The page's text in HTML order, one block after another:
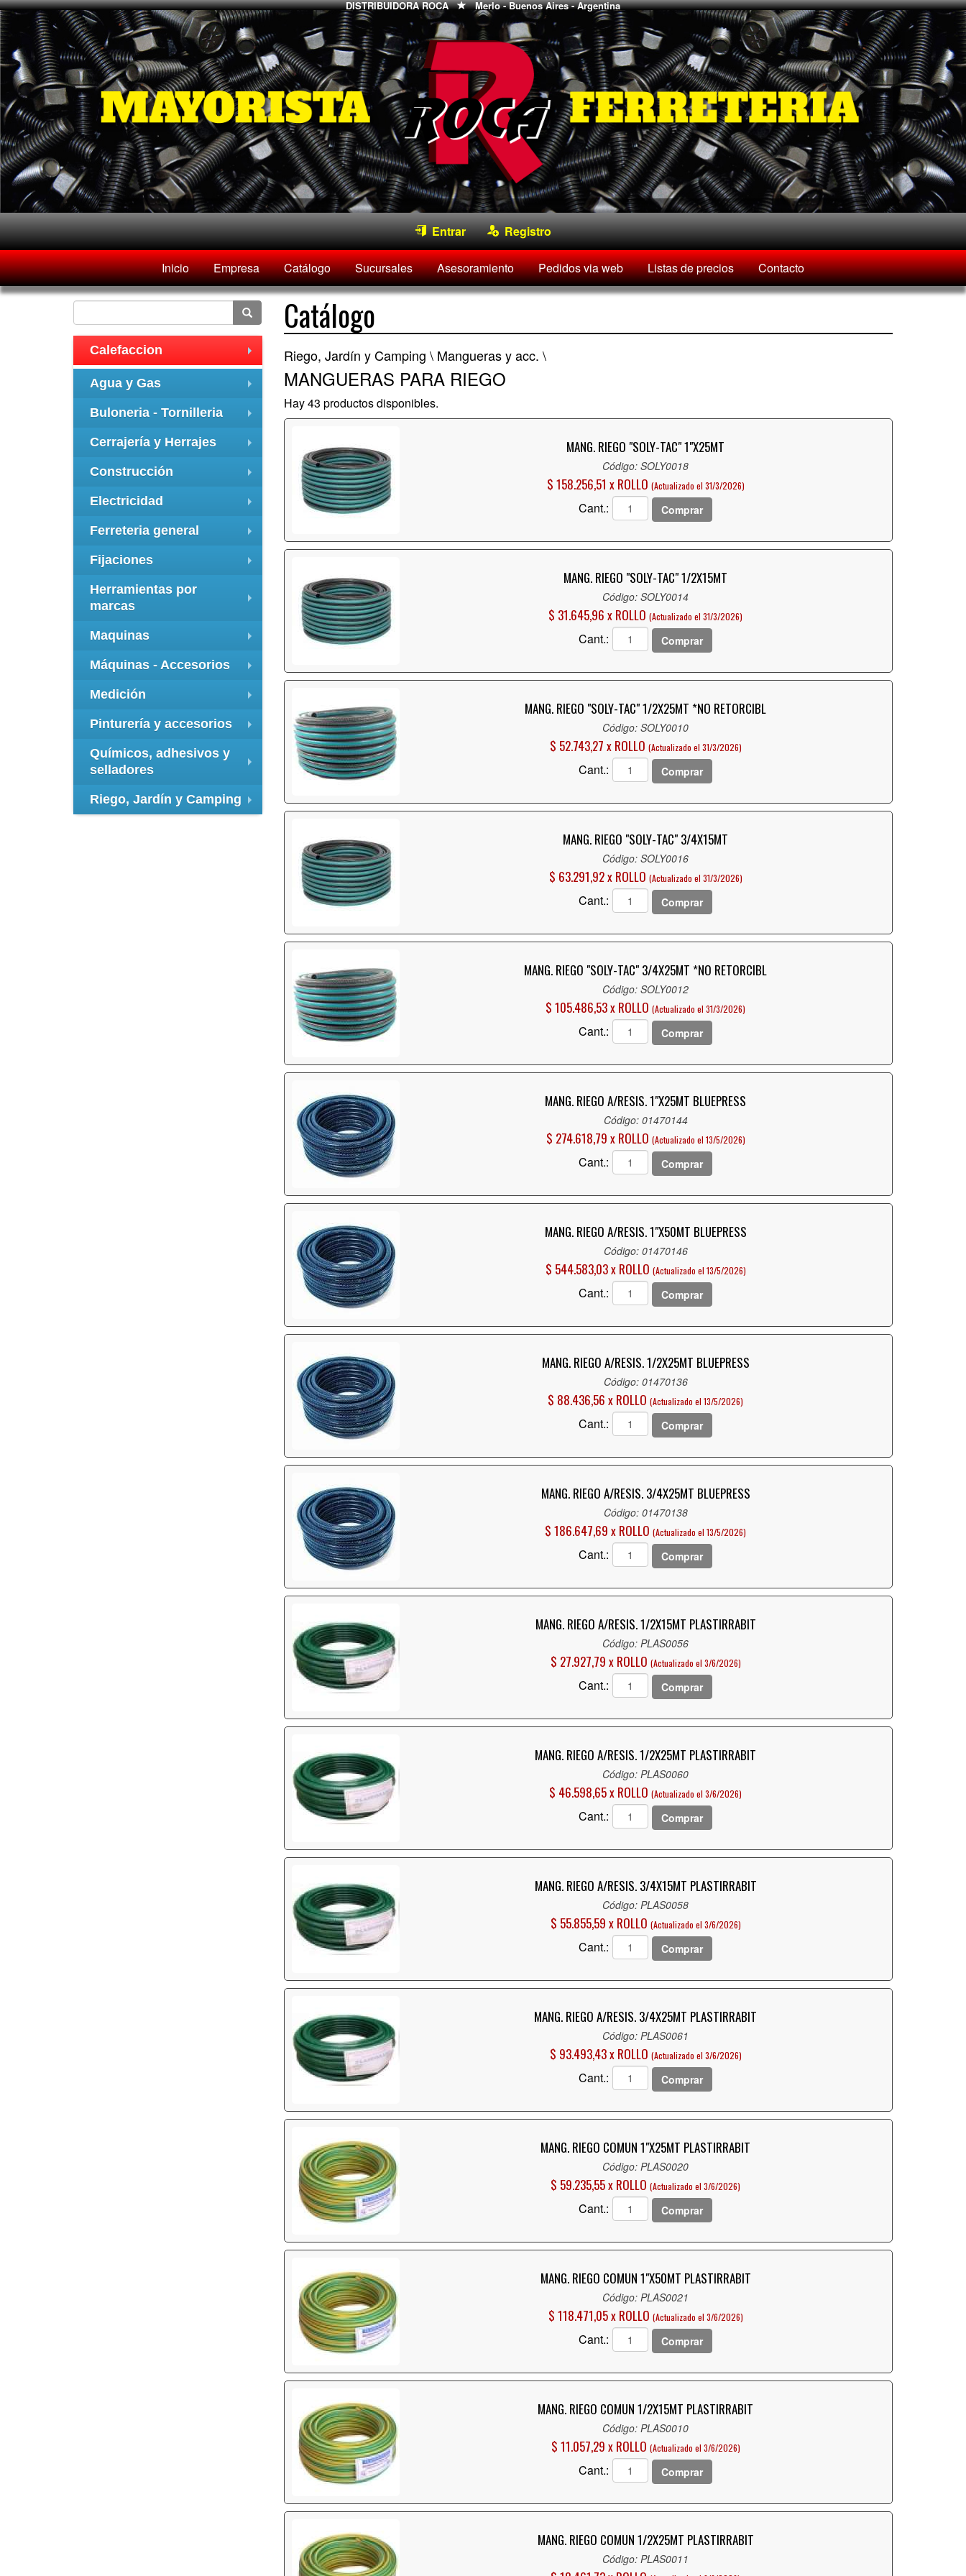
DISTRIBUIDORA ROCA Merlo - Buenos Aires - Argentina
Entrar Registro
Inicio Empresa Catálogo Sucursales Asesoramiento Pedidos via web Listas de precios Contacto
+
Calefaccion
Agua y Gas
Buloneria - Tornilleria
Cerrajería y Herrajes
Construcción
Electricidad
Ferreteria general
Fijaciones
Herramientas por
marcas
Maquinas
Máquinas - Accesorios
Medición
Pinturería y accesorios
Químicos, adhesivos y
selladores
+
Riego, Jardín y Camping
Catálogo
Riego, Jardín y Camping \ Mangueras y acc. \
MANGUERAS PARA RIEGO
Hay 43 productos disponibles.
MANG. RIEGO "SOLY-TAC" 1"X25MT
Código: SOLY0018
$ 158.256,51 x ROLLO (Actualizado el 31/3/2026)
Cant.: Comprar
MANG. RIEGO "SOLY-TAC" 1/2X15MT
Código: SOLY0014
$ 31.645,96 x ROLLO (Actualizado el 31/3/2026)
Cant.: Comprar
MANG. RIEGO "SOLY-TAC" 1/2X25MT *NO RETORCIBL
Código: SOLY0010
$ 52.743,27 x ROLLO (Actualizado el 31/3/2026)
Cant.: Comprar
MANG. RIEGO "SOLY-TAC" 3/4X15MT
Código: SOLY0016
$ 63.291,92 x ROLLO (Actualizado el 31/3/2026)
Cant.: Comprar
MANG. RIEGO "SOLY-TAC" 3/4X25MT *NO RETORCIBL
Código: SOLY0012
$ 105.486,53 x ROLLO (Actualizado el 31/3/2026)
Cant.: Comprar
MANG. RIEGO A/RESIS. 1"X25MT BLUEPRESS
Código: 01470144
$ 274.618,79 x ROLLO (Actualizado el 13/5/2026)
Cant.: Comprar
MANG. RIEGO A/RESIS. 1"X50MT BLUEPRESS
Código: 01470146
$ 544.583,03 x ROLLO (Actualizado el 13/5/2026)
Cant.: Comprar
MANG. RIEGO A/RESIS. 1/2X25MT BLUEPRESS
Código: 01470136
$ 88.436,56 x ROLLO (Actualizado el 13/5/2026)
Cant.: Comprar
MANG. RIEGO A/RESIS. 3/4X25MT BLUEPRESS
Código: 01470138
$ 186.647,69 x ROLLO (Actualizado el 13/5/2026)
Cant.: Comprar
MANG. RIEGO A/RESIS. 1/2X15MT PLASTIRRABIT
Código: PLAS0056
$ 27.927,79 x ROLLO (Actualizado el 3/6/2026)
Cant.: Comprar
MANG. RIEGO A/RESIS. 1/2X25MT PLASTIRRABIT
Código: PLAS0060
$ 46.598,65 x ROLLO (Actualizado el 3/6/2026)
Cant.: Comprar
MANG. RIEGO A/RESIS. 3/4X15MT PLASTIRRABIT
Código: PLAS0058
$ 55.855,59 x ROLLO (Actualizado el 3/6/2026)
Cant.: Comprar
MANG. RIEGO A/RESIS. 3/4X25MT PLASTIRRABIT
Código: PLAS0061
$ 93.493,43 x ROLLO (Actualizado el 3/6/2026)
Cant.: Comprar
MANG. RIEGO COMUN 1"X25MT PLASTIRRABIT
Código: PLAS0020
$ 59.235,55 x ROLLO (Actualizado el 3/6/2026)
Cant.: Comprar
MANG. RIEGO COMUN 1"X50MT PLASTIRRABIT
Código: PLAS0021
$ 118.471,05 x ROLLO (Actualizado el 3/6/2026)
Cant.: Comprar
MANG. RIEGO COMUN 1/2X15MT PLASTIRRABIT
Código: PLAS0010
$ 11.057,29 x ROLLO (Actualizado el 3/6/2026)
Cant.: Comprar
MANG. RIEGO COMUN 1/2X25MT PLASTIRRABIT
Código: PLAS0011